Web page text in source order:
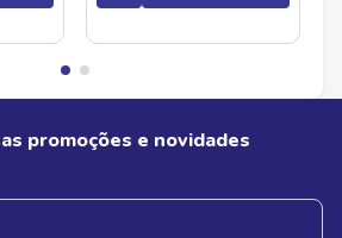
promoções e novidades